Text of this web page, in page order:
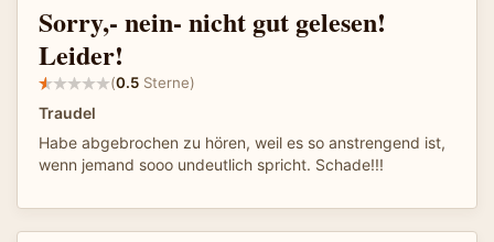
Sorry,- nein- nicht gut gelesen!
Leider!
(0.5 Sterne)
Traudel
Habe abgebrochen zu hören, weil es so anstrengend ist,
wenn jemand sooo undeutlich spricht. Schade!!!